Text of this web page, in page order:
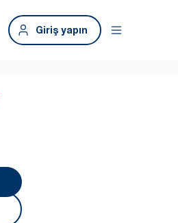
Giriş yapın